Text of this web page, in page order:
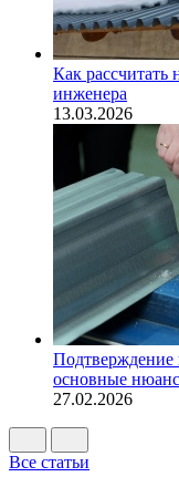
Как рассчитать
инженера
13.03.2026
Подтверждение
основные
27.02.2026
Все статьи